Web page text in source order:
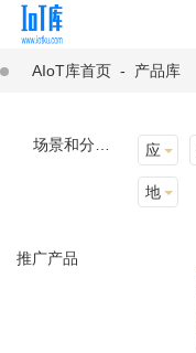
AIoT库首页 - 产品库
应用场景
地址选择
推广产品